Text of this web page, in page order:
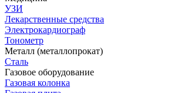
УЗИ
Лекарственные средства
Электрокардиограф
Тонометр
Металл (металлопрокат)
Сталь
Газовое оборудование
Газовая колонка